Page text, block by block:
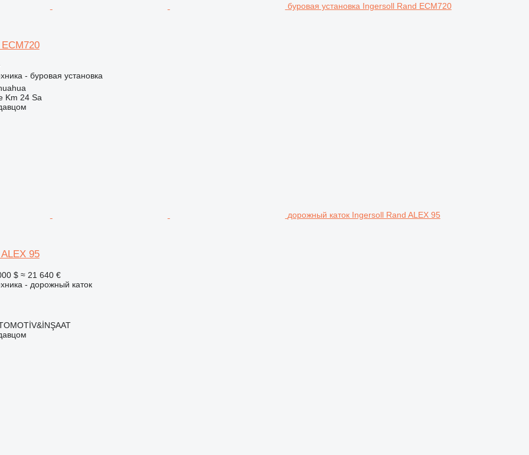
буровая установка Ingersoll Rand ECM720
- буровая установка
Km 24 Sa
дорожный каток Ingersoll Rand ALEX 95
95
$ ≈ 21 640 €
- дорожный каток